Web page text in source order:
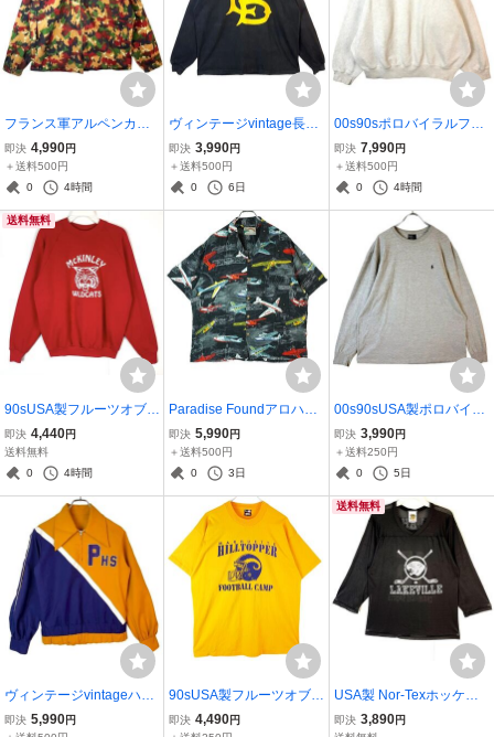
フランス軍アルペンカモ
ミリタリージャケットジ
ップアップシャツジャケ
ットフィールドジャケッ
ジュ茶色40918
即決 4,990円
＋送料500円
0
4時間
ヴィンテージvintage長袖
TシャツカレッジTシャツ
ロンTロングビーチ大学lo
ng beach state大判プリン
ント黒50311
即決 3,990円
＋送料500円
0
6日
00s90sポロバイラルフロ
ーレンPolo by ralph laure
nスウェットトレーナーV
ガゼットポニーロゴ刺繍
イトゆるダボ50515
即決 7,990円
＋送料500円
0
4時間
送料無料
90sUSA製フルーツオブザ
ルームラグランスウェッ
ト猫アニマル動物カレッ
ジ系
即決 4,440円
送料無料
0
4時間
Paradise Foundアロハシ
ャツハワイアンシャツ総
柄オールオーバーパター
ン飛行機プロペラ機オー
黒イエロー40308
即決 5,990円
＋送料500円
0
3日
00s90sUSA製ポロバイラ
ルフローレンPolo by ralp
h lauren長袖Tシャツロン
Tポニーロゴ刺繍ワンポイ
ロ50514
即決 3,990円
＋送料250円
0
5日
ヴィンテージvintageハー
フジップジャージジャケ
即決 5,990円
90sUSA製フルーツオブザ
ルームFruit of The Loom
即決 4,490円
送料無料
USA製 Nor-Texホッケー
シャツゲームシャツ薄手
即決 3,890円